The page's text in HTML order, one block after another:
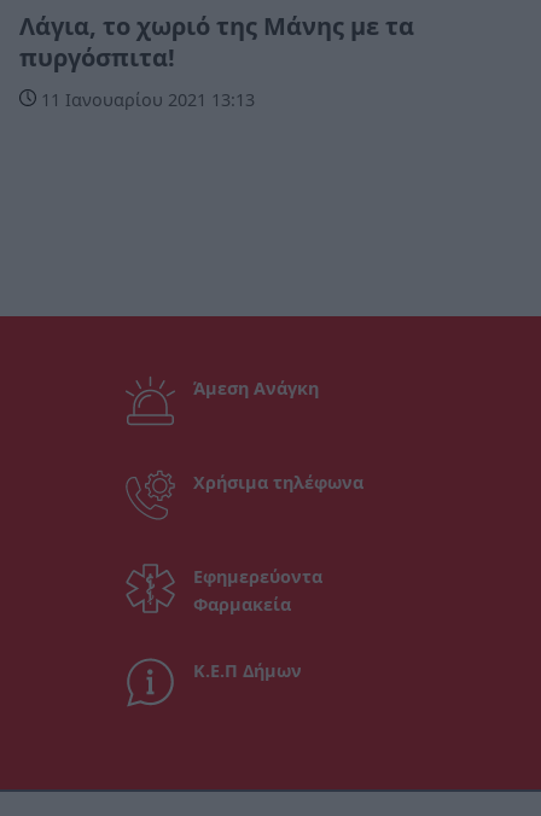
Λάγια, το χωριό της Μάνης με τα
πυργόσπιτα!
11 Ιανουαρίου 2021 13:13
Άμεση Ανάγκη
Χρήσιμα τηλέφωνα
Εφημερεύοντα
Φαρμακεία
Κ.Ε.Π Δήμων